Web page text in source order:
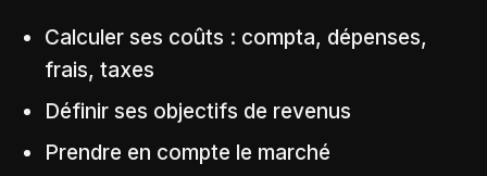
Calculer ses coûts : compta, dépenses,
frais, taxes
Définir ses objectifs de revenus
Prendre en compte le marché